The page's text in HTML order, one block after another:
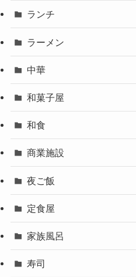
ランチ
ラーメン
中華
和菓子屋
和食
商業施設
夜ご飯
定食屋
家族風呂
寿司